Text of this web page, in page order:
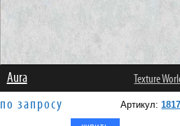
Aura Texture
по запросу Артикул: